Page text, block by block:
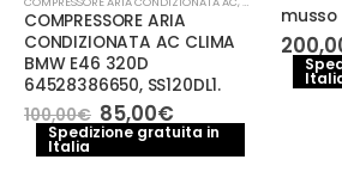
COMPRESSORE ARIA
CONDIZIONATA AC CLIMA
BMW E46 320D
64528386650, SS120DL1.
100,00€ Il
prezzo
originale
85,00€Il
prezzo
attuale
Spedizione gratuita in
Italia
musso